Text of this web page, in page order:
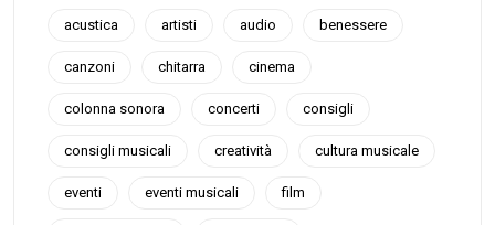
acustica artisti audio benessere
canzoni chitarra cinema
colonna sonora concerti consigli
consigli musicali creatività cultura musicale
eventi eventi musicali film